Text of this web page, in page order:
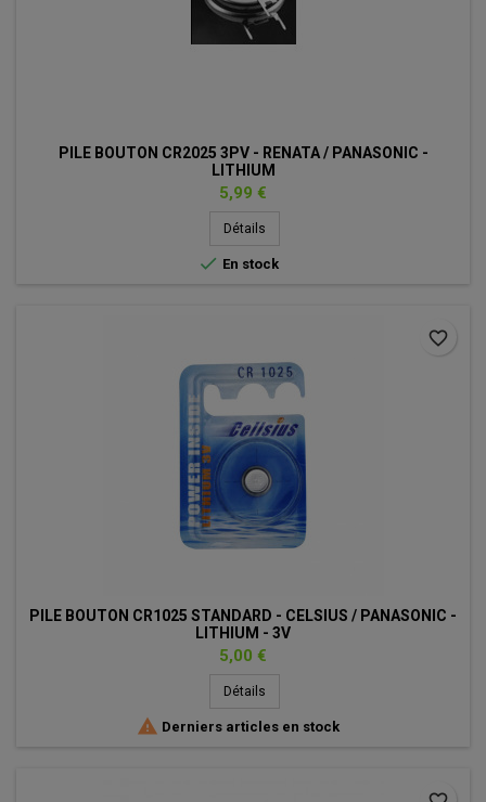
PILE BOUTON CR2025 3PV - RENATA / PANASONIC -
LITHIUM
Prix
5,99 €
Détails
 En stock
PILE BOUTON CR1025 STANDARD - CELSIUS / PANASONIC -
LITHIUM - 3V
Prix
5,00 €
Détails
 Derniers articles en stock
favorite_border